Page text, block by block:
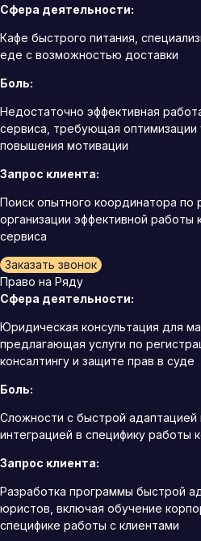
Сфера деятельности:
Кафе быстрого питания,
еде с возможностью доставки
Боль:
Недостаточно эффективная
сервиса, требующая оптимизации
повышения мотивации
Запрос клиента:
Поиск опытного координатора по
организации эффективной работы
сервиса
Заказать звонок
Право на Ряду
Сфера деятельности:
Юридическая консультация для
предлагающая услуги по
консалтингу и защите прав в суде
Боль:
Сложности с быстрой
интеграцией в специфику работы
Запрос клиента:
Разработка программы быстрой
юристов, включая обучение
специфике работы с клиентами